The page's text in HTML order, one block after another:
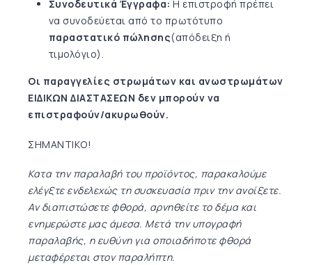
Συνοδευτικά Έγγραφα: Η επιστροφή πρέπει
να συνοδεύεται από το πρωτότυπο
παραστατικό πώλησης(απόδειξη ή
τιμολόγιο).
Οι παραγγελίες στρωμάτων και ανωστρωμάτων
ΕΙΔΙΚΩΝ ΔΙΑΣΤΑΣΕΩΝ δεν μπορούν να
επιστραφούν/ακυρωθούν.
ΣΗΜΑΝΤΙΚΟ!
Κατα την παραλαβή του προϊόντος, παρακαλούμε
ελέγξτε ενδελεχώς τη συσκευασία πριν την ανοίξετε.
Αν διαπιστώσετε φθορά, αρνηθείτε το δέμα και
ενημερώστε μας άμεσα. Μετά την υπογραφή
παραλαβής, η ευθύνη για οποιαδήποτε φθορά
μεταφέρεται στον παραλήπτη.